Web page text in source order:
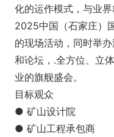
化的运作模式，与业界
2025中国（石家庄）
的现场活动，同时举
和论坛，.全方位、立
业的旗舰盛会。
目标观众
● 矿山设计院
● 矿山工程承包商